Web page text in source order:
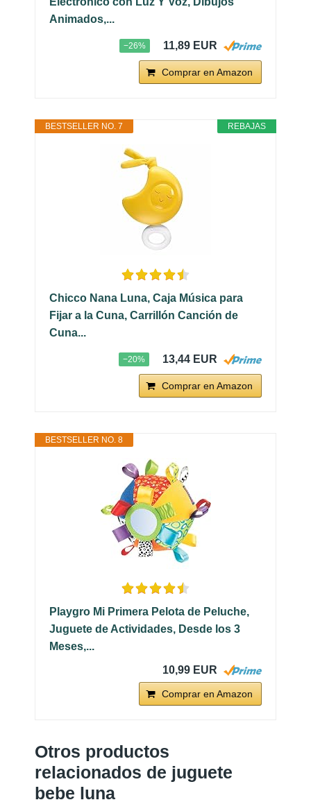
Animados,...
−26% 11,89 EUR
Comprar en Amazon
REBAJAS
BESTSELLER NO. 7
Chicco Nana Luna, Caja Música para
Fijar a la Cuna, Carrillón Canción de
Cuna...
−20% 13,44 EUR
Comprar en Amazon
BESTSELLER NO. 8
Playgro Mi Primera Pelota de Peluche,
Juguete de Actividades, Desde los 3
Meses,...
10,99 EUR
Comprar en Amazon
Otros productos
relacionados de juguete
bebe luna